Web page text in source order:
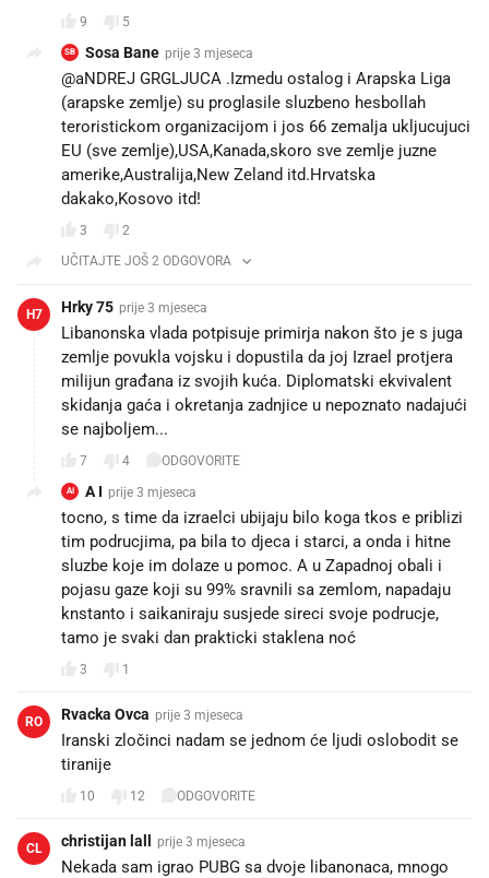
9 5
SB Sosa Bane prije 3 mjeseca
@aNDREJ GRGLJUCA .Izmedu ostalog i Arapska Liga
(arapske zemlje) su proglasile sluzbeno hesbollah
teroristickom organizacijom i jos 66 zemalja ukljucujuci
EU (sve zemlje),USA,Kanada,skoro sve zemlje juzne
amerike,Australija,New Zeland itd.Hrvatska
dakako,Kosovo itd!
3
2
UČITAJTE JOŠ 2 ODGOVORA
H7 Hrky 75 prije 3 mjeseca
Libanonska vlada potpisuje primirja nakon što je s juga
zemlje povukla vojsku i dopustila da joj Izrael protjera
milijun građana iz svojih kuća. Diplomatski ekvivalent
skidanja gaća i okretanja zadnjice u nepoznato nadajući
se najboljem...
7 4 ODGOVORITE
AI A I prije 3 mjeseca
tocno, s time da izraelci ubijaju bilo koga tkos e priblizi
tim podrucjima, pa bila to djeca i starci, a onda i hitne
sluzbe koje im dolaze u pomoc. A u Zapadnoj obali i
pojasu gaze koji su 99% sravnili sa zemlom, napadaju
knstanto i saikaniraju susjede sireci svoje podrucje,
tamo je svaki dan prakticki staklena noć
3 1
RO Rvacka Ovca prije 3 mjeseca
Iranski zločinci nadam se jednom će ljudi oslobodit se
tiranije
10 12 ODGOVORITE
CL christijan lall prije 3 mjeseca
Nekada sam igrao PUBG sa dvoje libanonaca, mnogo